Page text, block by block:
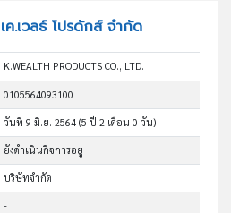
.เวลธ์ โปรดักส์ จำกัด
K.WEALTH PRODUCTS CO., LTD.
0105564093100
วันที่ 9 มิ.ย. 2564(5 ปี 2 เดือน 0 วัน)
ยังดำเนินกิจการอยู่
บริษัทจำกัด
-